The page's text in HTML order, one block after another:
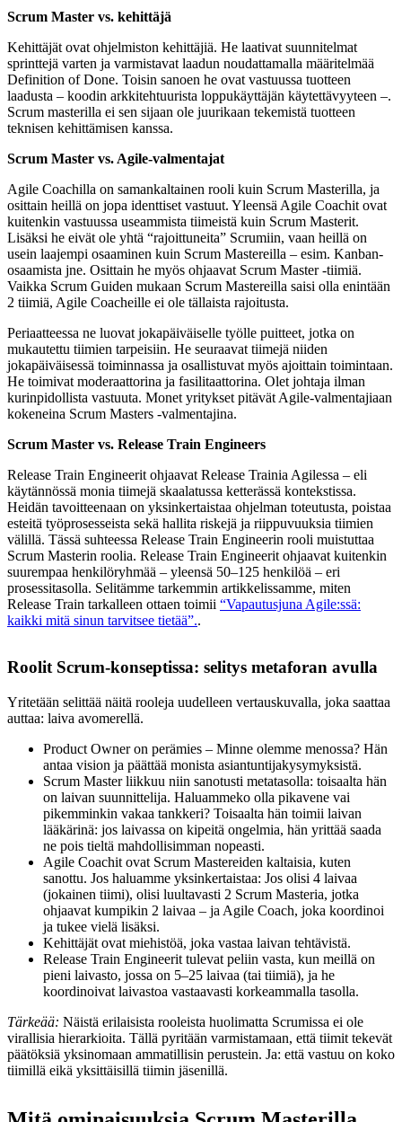
Scrum Master vs. kehittäjä
Kehittäjät ovat ohjelmiston kehittäjiä. He laativat suunnitelmat
sprinttejä varten ja varmistavat laadun noudattamalla määritelmää
Definition of Done. Toisin sanoen he ovat vastuussa tuotteen
laadusta – koodin arkkitehtuurista loppukäyttäjän käytettävyyteen –.
Scrum masterilla ei sen sijaan ole juurikaan tekemistä tuotteen
teknisen kehittämisen kanssa.
Scrum Master vs. Agile-valmentajat
Agile Coachilla on samankaltainen rooli kuin Scrum Masterilla, ja
osittain heillä on jopa identtiset vastuut. Yleensä Agile Coachit ovat
kuitenkin vastuussa useammista tiimeistä kuin Scrum Masterit.
Lisäksi he eivät ole yhtä “rajoittuneita” Scrumiin, vaan heillä on
usein laajempi osaaminen kuin Scrum Mastereilla – esim. Kanban-
osaamista jne. Osittain he myös ohjaavat Scrum Master -tiimiä.
Vaikka Scrum Guiden mukaan Scrum Mastereilla saisi olla enintään
2 tiimiä, Agile Coacheille ei ole tällaista rajoitusta.
Periaatteessa ne luovat jokapäiväiselle työlle puitteet, jotka on
mukautettu tiimien tarpeisiin. He seuraavat tiimejä niiden
jokapäiväisessä toiminnassa ja osallistuvat myös ajoittain toimintaan.
He toimivat moderaattorina ja fasilitaattorina. Olet johtaja ilman
kurinpidollista vastuuta. Monet yritykset pitävät Agile-valmentajiaan
kokeneina Scrum Masters -valmentajina.
Scrum Master vs. Release Train Engineers
Release Train Engineerit ohjaavat Release Trainia Agilessa – eli
käytännössä monia tiimejä skaalatussa ketterässä kontekstissa.
Heidän tavoitteenaan on yksinkertaistaa ohjelman toteutusta, poistaa
esteitä työprosesseista sekä hallita riskejä ja riippuvuuksia tiimien
välillä. Tässä suhteessa Release Train Engineerin rooli muistuttaa
Scrum Masterin roolia. Release Train Engineerit ohjaavat kuitenkin
suurempaa henkilöryhmää – yleensä 50–125 henkilöä – eri
prosessitasolla. Selitämme tarkemmin artikkelissamme, miten
Release Train tarkalleen ottaen toimii “Vapautusjuna Agile:ssä:
kaikki mitä sinun tarvitsee tietää”..
Roolit Scrum-konseptissa: selitys metaforan avulla
Yritetään selittää näitä rooleja uudelleen vertauskuvalla, joka saattaa
auttaa: laiva avomerellä.
Product Owner on perämies – Minne olemme menossa? Hän
antaa vision ja päättää monista asiantuntijakysymyksistä.
Scrum Master liikkuu niin sanotusti metatasolla: toisaalta hän
on laivan suunnittelija. Haluammeko olla pikavene vai
pikemminkin vakaa tankkeri? Toisaalta hän toimii laivan
lääkärinä: jos laivassa on kipeitä ongelmia, hän yrittää saada
ne pois tieltä mahdollisimman nopeasti.
Agile Coachit ovat Scrum Mastereiden kaltaisia, kuten
sanottu. Jos haluamme yksinkertaistaa: Jos olisi 4 laivaa
(jokainen tiimi), olisi luultavasti 2 Scrum Masteria, jotka
ohjaavat kumpikin 2 laivaa – ja Agile Coach, joka koordinoi
ja tukee vielä lisäksi.
Kehittäjät ovat miehistöä, joka vastaa laivan tehtävistä.
Release Train Engineerit tulevat peliin vasta, kun meillä on
pieni laivasto, jossa on 5–25 laivaa (tai tiimiä), ja he
koordinoivat laivastoa vastaavasti korkeammalla tasolla.
Tärkeää: Näistä erilaisista rooleista huolimatta Scrumissa ei ole
virallisia hierarkioita. Tällä pyritään varmistamaan, että tiimit tekevät
päätöksiä yksinomaan ammatillisin perustein. Ja: että vastuu on koko
tiimillä eikä yksittäisillä tiimin jäsenillä.